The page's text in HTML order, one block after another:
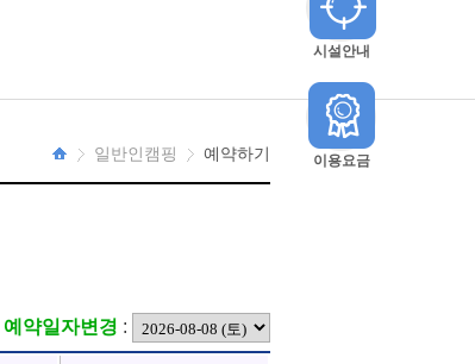
일반인캠핑 예약하기
예약일자변경 :
시설안내
이용요금